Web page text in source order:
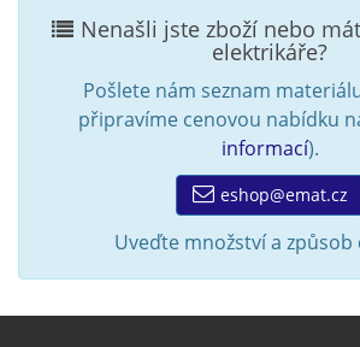
Nenašli jste zboží nebo
elektrikáře?
Pošlete nám seznam
připravíme cenovou nabídku
informací).
eshop@emat.cz
Uveďte množství a způsob